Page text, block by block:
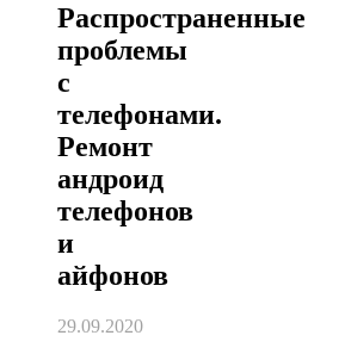
Распространенные
проблемы
с
телефонами.
Ремонт
андроид
телефонов
и
айфонов
29.09.2020